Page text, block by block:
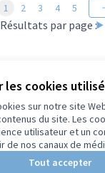
les cookies
sur notre site
du site. Les
utilisateur et un
de nos canaux de
Tout accepter
Résultats par page :
1 2 3 4 5
retirées